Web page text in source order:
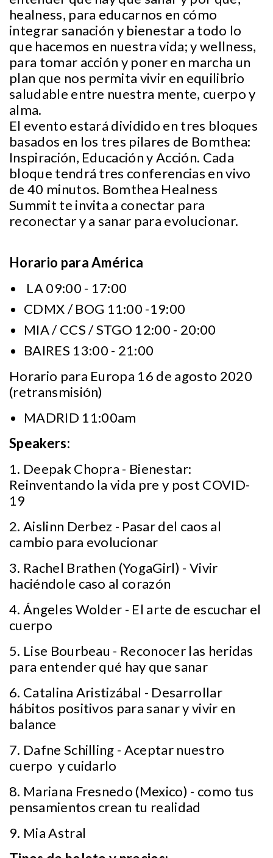
healness, para educarnos en cómo
integrar sanación y bienestar a todo lo
que hacemos en nuestra vida; y wellness,
para tomar acción y poner en marcha un
plan que nos permita vivir en equilibrio
saludable entre nuestra mente, cuerpo y
alma.
El evento estará dividido en tres bloques
basados en los tres pilares de Bomthea:
Inspiración, Educación y Acción. Cada
bloque tendrá tres conferencias en vivo
de 40 minutos. Bomthea Healness
Summit te invita a conectar para
reconectar y a sanar para evolucionar.
Horario para América
LA 09:00 - 17:00
CDMX / BOG 11:00 -19:00
MIA / CCS / STGO 12:00 - 20:00
BAIRES 13:00 - 21:00
Horario para Europa 16 de agosto 2020
(retransmisión)
MADRID 11:00am
Speakers:
1. Deepak Chopra - Bienestar:
Reinventando la vida pre y post COVID-
19
2. Aislinn Derbez - Pasar del caos al
cambio para evolucionar
3. Rachel Brathen (YogaGirl) - Vivir
haciéndole caso al corazón
4. Ángeles Wolder - El arte de escuchar el
cuerpo
5. Lise Bourbeau - Reconocer las heridas
para entender qué hay que sanar
6. Catalina Aristizábal - Desarrollar
hábitos positivos para sanar y vivir en
balance
7. Dafne Schilling - Aceptar nuestro
cuerpo y cuidarlo
8. Mariana Fresnedo (Mexico) - como tus
pensamientos crean tu realidad
9. Mia Astral